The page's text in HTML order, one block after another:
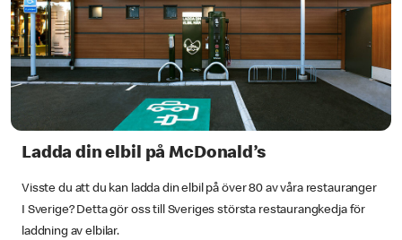
Ladda din elbil på McDonald’s
Visste du att du kan ladda din elbil på över 80 av våra restauranger
I Sverige? Detta gör oss till Sveriges största restaurangkedja för
laddning av elbilar.